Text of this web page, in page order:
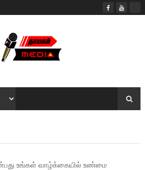
உங்கள் வாழ்க்கையில் உண்மை